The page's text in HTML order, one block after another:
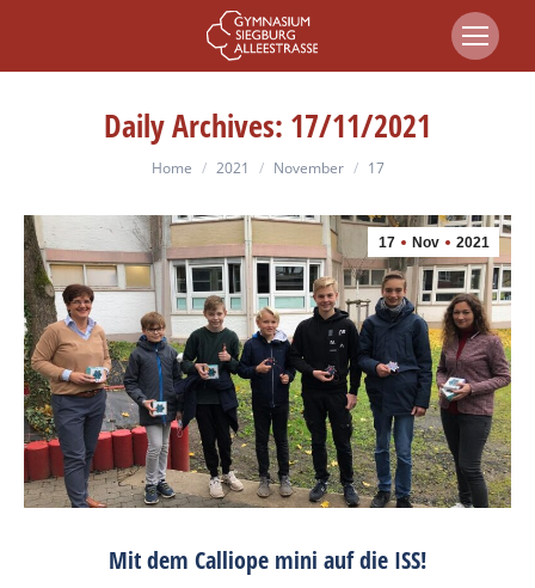
Daily Archives: 17/11/2021
You are here:
Home 2021 November 17
17 Nov 2021
Mit dem Calliope mini auf die ISS!